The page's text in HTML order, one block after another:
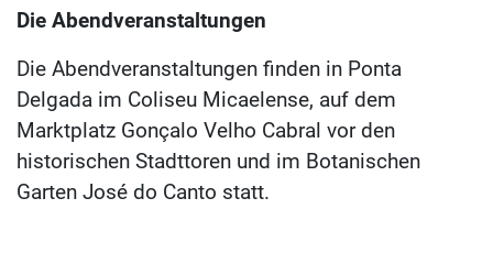
Die Abendveranstaltungen
Die Abendveranstaltungen finden in Ponta
Delgada im Coliseu Micaelense, auf dem
Marktplatz Gonçalo Velho Cabral vor den
historischen Stadttoren und im Botanischen
Garten José do Canto statt.